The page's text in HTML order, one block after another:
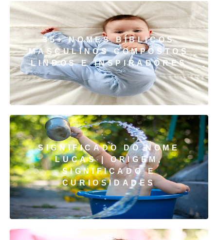
35+ NOMES BÍBLICOS
MASCULINOS COMPOSTOS
LINDOS E INSPIRADORES
SIGNIFICADO DO NOME
LUCAS | ORIGEM,
SIGNIFICADO E
CURIOSIDADES